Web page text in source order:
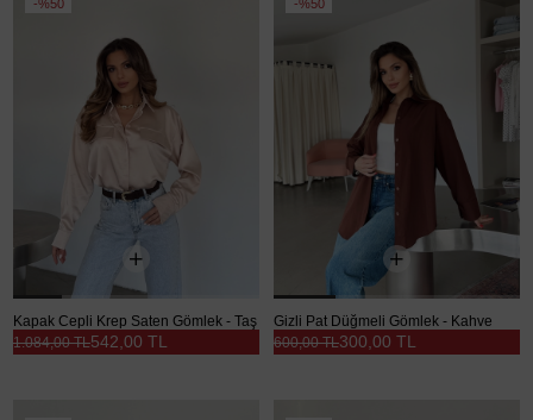
%50
Kapak Cepli Krep Saten Gömlek - Taş
542,00 TL
1.084,00 TL
%50
Gizli Pat Düğmeli Gömlek - Kahve
300,00 TL
600,00 TL